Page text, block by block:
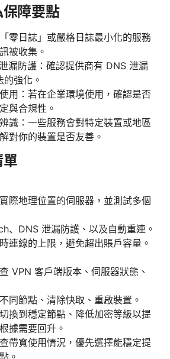
障要點
零日誌」或嚴格日誌最小化的服務
被收集。
漏防護：確認提供商有 DNS 泄漏
強化。
用：若在企業環境使用，確認是否
與合規性。
識：一些服務會對特定裝置或地區
對你的裝置是否友善。
單
際地理位置的伺服器，並測試多個
、DNS 泄漏防護、以及自動重連。
連線的上限，避免超出賬戶容量。
VPN 客戶端版本、伺服器狀態、
同節點、清除快取、重啟裝置。
換到穩定節點、降低加密等級以提
據需要回升。
帶寬使用情況，優先選擇能穩定提
。